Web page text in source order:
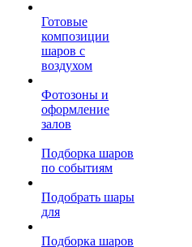
Готовые
композиции
шаров с
воздухом
Фотозоны и
оформление
залов
Подборка шаров
по событиям
Подобрать шары
для
Подборка шаров